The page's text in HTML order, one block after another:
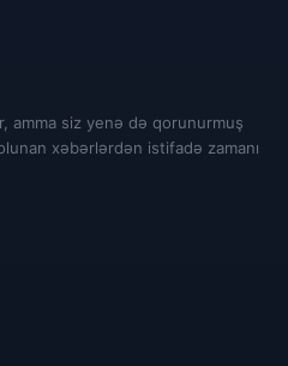
amma siz yenə də qorunurmuş
xəbərlərdən istifadə zamanı